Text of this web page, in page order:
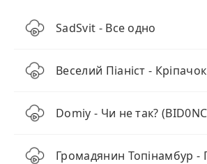
SadSvit - Все одно
Веселий Піаніст - Кріпачок
Domiy - Чи не так?
Громадянин Топінамбур -